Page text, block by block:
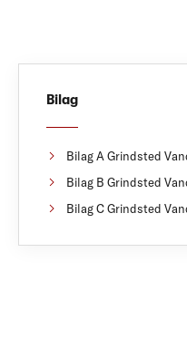
Bilag
Bilag A Grindsted
Bilag B Grindsted
Bilag C Grindsted